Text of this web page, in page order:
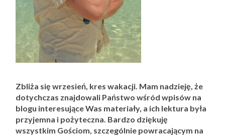
Zbliża się wrzesień, kres wakacji. Mam nadzieję, że
dotychczas znajdowali Państwo wśród wpisów na
blogu interesujące Was materiały, a ich lektura była
przyjemna i pożyteczna. Bardzo dziękuję
wszystkim Gościom, szczególnie powracającym na